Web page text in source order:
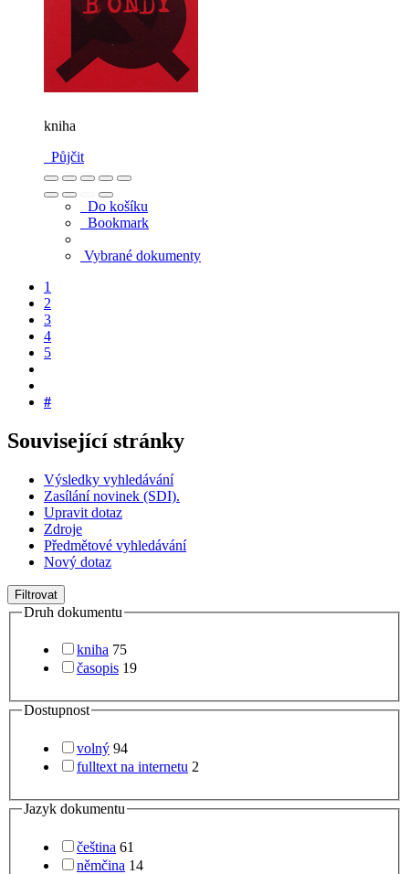
kniha
Půjčit
Do košíku
Bookmark
Vybrané dokumenty
1
2
3
4
5
#
Související stránky
Výsledky vyhledávání
Zasílání novinek (SDI).
Upravit dotaz
Zdroje
Předmětové vyhledávání
Nový dotaz
Filtrovat
Druh dokumentu
kniha 75
časopis 19
Dostupnost
volný 94
fulltext na internetu 2
Jazyk dokumentu
čeština 61
němčina 14